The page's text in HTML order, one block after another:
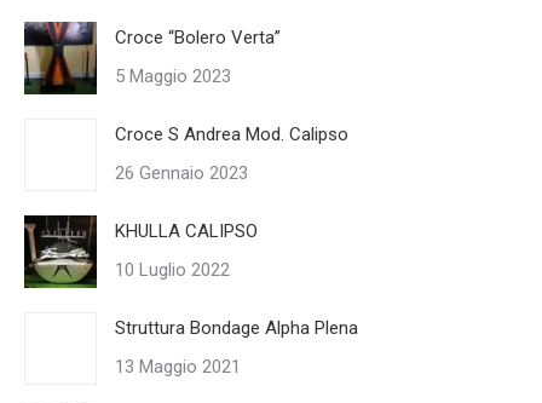
Croce “Bolero Verta”
5 Maggio 2023
Croce S Andrea Mod. Calipso
26 Gennaio 2023
KHULLA CALIPSO
10 Luglio 2022
Struttura Bondage Alpha Plena
13 Maggio 2021